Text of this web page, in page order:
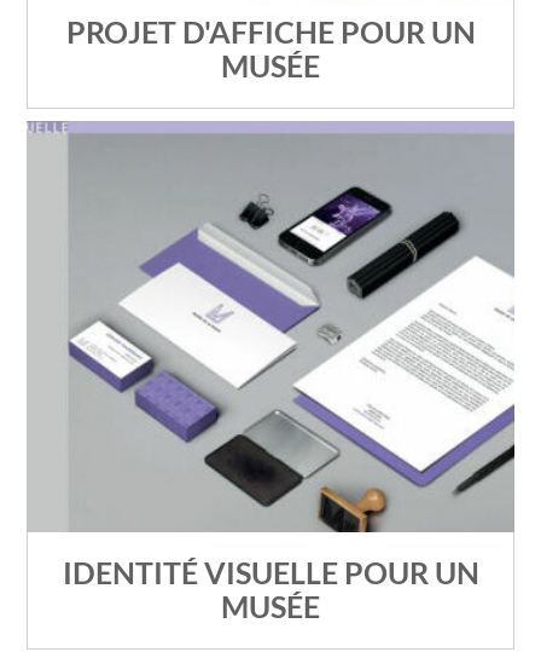
PROJET D'AFFICHE POUR UN
MUSÉE
IDENTITÉ VISUELLE POUR UN
MUSÉE